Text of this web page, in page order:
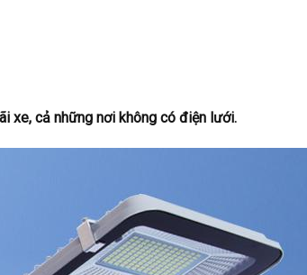
xe, cả những nơi không có điện lưới.